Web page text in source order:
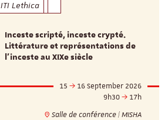
ITI Lethica
Inceste scripté, inceste crypté.
Littérature et représentations de
l’inceste au XIXe siècle
15
16 September 2026
9h30
17h
Salle de conférence | MISHA